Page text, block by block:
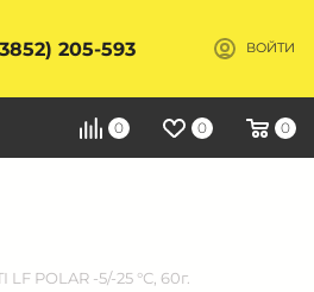
205-593 ВОЙТИ
0 0 0
POLAR -5/-25 °С, 60г.